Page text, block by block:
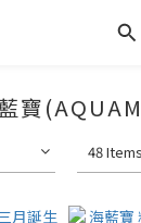
寶
48